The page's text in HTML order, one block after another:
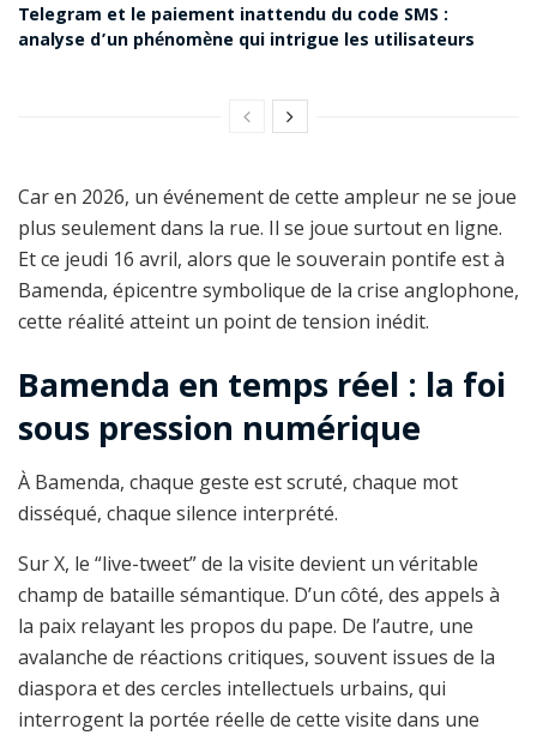
Telegram et le paiement inattendu du code SMS :
analyse d’un phénomène qui intrigue les utilisateurs
Car en 2026, un événement de cette ampleur ne se joue
plus seulement dans la rue. Il se joue surtout en ligne.
Et ce jeudi 16 avril, alors que le souverain pontife est à
Bamenda, épicentre symbolique de la crise anglophone,
cette réalité atteint un point de tension inédit.
Bamenda en temps réel : la foi
sous pression numérique
À Bamenda, chaque geste est scruté, chaque mot
disséqué, chaque silence interprété.
Sur X, le “live-tweet” de la visite devient un véritable
champ de bataille sémantique. D’un côté, des appels à
la paix relayant les propos du pape. De l’autre, une
avalanche de réactions critiques, souvent issues de la
diaspora et des cercles intellectuels urbains, qui
interrogent la portée réelle de cette visite dans une